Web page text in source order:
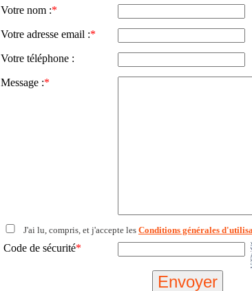
Votre nom :*
Votre adresse email :*
Votre téléphone :
Message :*
J'ai lu, compris, et j'accepte les Conditions générales
Code de sécurité*